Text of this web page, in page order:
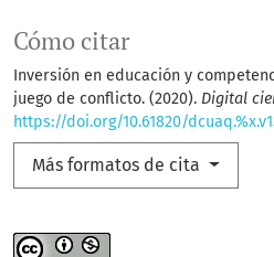
Cómo citar
Inversión en educación y
juego de conflicto. (2020). Digital
https://doi.org/10.61820/
Más formatos de cita